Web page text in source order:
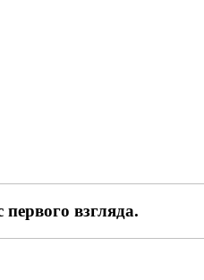
взгляда.